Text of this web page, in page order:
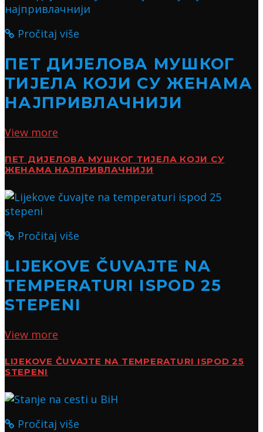
Pročitaj više
ПЕТ ДИЈЕЛОВА МУШКОГ
ТИЈЕЛА КОЈИ СУ ЖЕНАМА
НАЈПРИВЛАЧНИЈИ
View more
ПЕТ ДИЈЕЛОВА МУШКОГ ТИЈЕЛА КОЈИ СУ
ЖЕНАМА НАЈПРИВЛАЧНИЈИ
Pročitaj više
LIJEKOVE ČUVAJTE NA
TEMPERATURI ISPOD 25
STEPENI
View more
LIJEKOVE ČUVAJTE NA TEMPERATURI ISPOD 25
STEPENI
Pročitaj više